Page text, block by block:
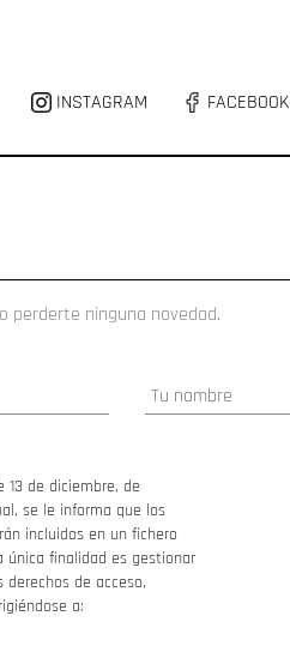
INSTAGRAM FACEBOOK
perderte ninguna novedad.
13 de diciembre, de
se le informa que los
incluidos en un fichero
única finalidad es gestionar
de acceso,
a: